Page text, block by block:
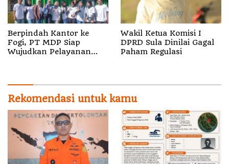
Berpindah Kantor ke
Fogi, PT MDP Siap
Wujudkan Pelayanan
Wakil Ketua Komisi I
DPRD Sula Dinilai Gagal
Paham Regulasi
Rekomendasi untuk kamu